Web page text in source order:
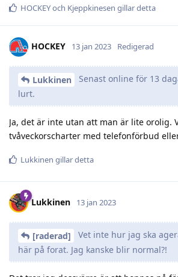
HOCKEYoch Kjeppkinesen gillar detta
HOCKEY 13 jan 2023 Redigerad
Lukkinen
Senast online för 13
lurt.
Ja, det är inte utan att man är lite orolig.
tvåveckorscharter med telefonförbud
Lukkinen gillar detta
Lukkinen 13 jan 2023
[raderad]
Vet inte hur jag ska
här på forat. Jag kanske blir normal?!